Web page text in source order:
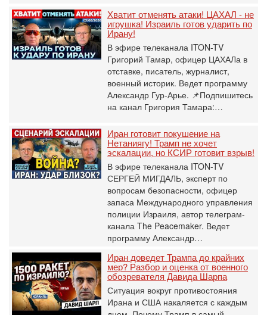
Хватит отменять атаки! ЦАХАЛ - не
игрушка! Израиль готов ударить по
Ирану!
В эфире телеканала ITON-TV
Григорий Тамар, офицер ЦАХАЛа в
отставке, писатель, журналист,
военный историк. Ведет программу
Александр Гур-Арье. 📌Подпишитесь
на канал Григория Тамара:…
Иран готовит покушение на
Нетаниягу! Трамп не хочет
эскалации, но КСИР готовит взрыв!
В эфире телеканала ITON-TV
СЕРГЕЙ МИГДАЛЬ, эксперт по
вопросам безопасности, офицер
запаса Международного управления
полиции Израиля, автор телеграм-
канала The Peacemaker. Ведет
программу Александр…
Иран доведет Трампа до крайних
мер? Разбор и оценка от военного
обозревателя Давида Шарпа
Ситуация вокруг противостояния
Ирана и США накаляется с каждым